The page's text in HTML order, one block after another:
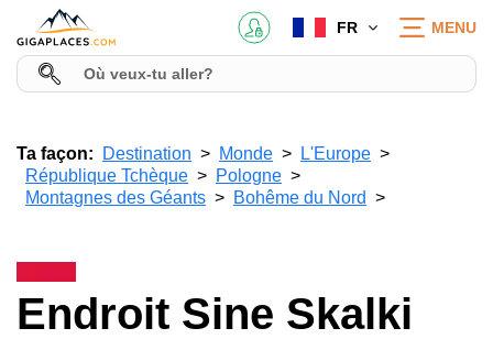
FR MENU
Ta façon: Destination Monde
L'Europe
République Tchèque
Pologne
Montagnes des Géants
Bohême du Nord
Endroit Sine Skalki